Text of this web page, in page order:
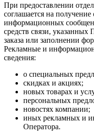
При предоставлении
соглашается на
информационных
средств связи,
заказа или заполнении
Рекламные и
сведения:
о специальных
скидках и акциях;
новых товарах и
персональных
новостях компании;
иных рекламных и
Оператора.